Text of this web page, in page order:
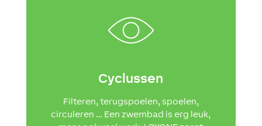
Cyclussen
Filteren, terugspoelen, spoelen,
circuleren … Een zwembad is erg leuk,